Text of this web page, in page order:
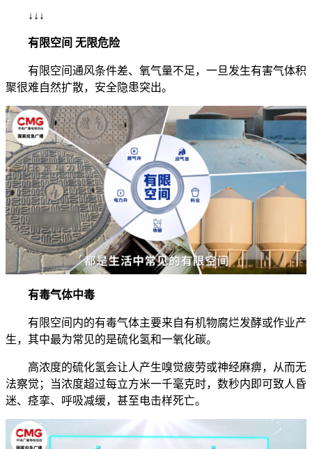
↓↓↓
有限空间 无限危险
有限空间通风条件差、氧气量不足，一旦发生有害气体积
聚很难自然扩散，安全隐患突出。
有毒气体中毒
有限空间内的有毒气体主要来自有机物腐烂发酵或作业产
生，其中最为常见的是硫化氢和一氧化碳。
高浓度的硫化氢会让人产生嗅觉疲劳或神经麻痹，从而无
法察觉；当浓度超过每立方米一千毫克时，数秒内即可致人昏
迷、痉挛、呼吸减缓，甚至电击样死亡。